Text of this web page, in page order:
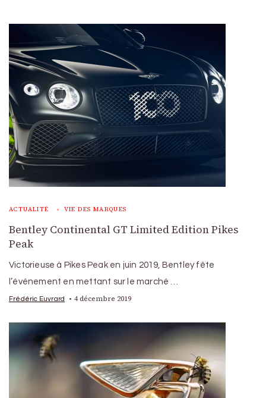
ACTUALITÉ VIE DES MARQUES
Bentley Continental GT Limited Edition Pikes
Peak
Victorieuse à Pikes Peak en juin 2019, Bentley fête
l’événement en mettant sur le marché …
Frédéric Euvrard 4 décembre 2019